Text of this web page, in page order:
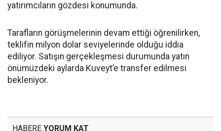
yatırımcıların gözdesi konumunda.
Tarafların görüşmelerinin devam ettiği öğrenilirken,
teklifin milyon dolar seviyelerinde olduğu iddia
ediliyor. Satışın gerçekleşmesi durumunda yatın
önümüzdeki aylarda Kuveyt’e transfer edilmesi
bekleniyor.
HABERE YORUM KAT